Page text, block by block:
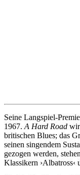
Seine Langspiel-
1967. A Hard Road
britischen Blues; das
seinen singendem
gezogen werden,
Klassikern ›Albatross‹